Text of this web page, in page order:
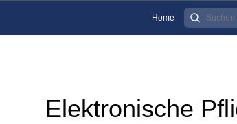
Home
Elektronische